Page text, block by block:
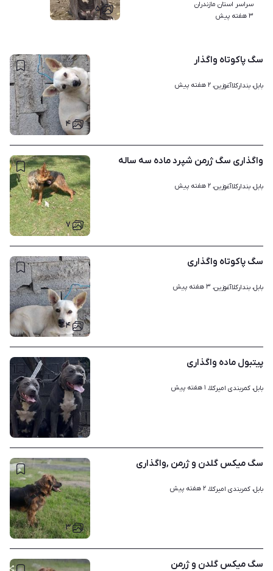
۵
سراسر استان مازندران
۳ هفته پیش
۴
سگ پاکوتاه واگذار
بابل، بندارکلاآغوزین، ۲ هفته پیش
۷
واگذاری سگ ژرمن شپرد ماده سه ساله
بابل، بندارکلاآغوزین، ۲ هفته پیش
۴
سگ پاکوتاه واگذاری
بابل، بندارکلاآغوزین، ۳ هفته پیش
۲
پیتبول ماده واگذاری
بابل، کمربندی امیرکلا، ۱ هفته پیش
۳
سگ میکس گلدن و ژرمن ,واگذاری
بابل، کمربندی امیرکلا، ۲ هفته پیش
سگ میکس گلدن و ژرمن